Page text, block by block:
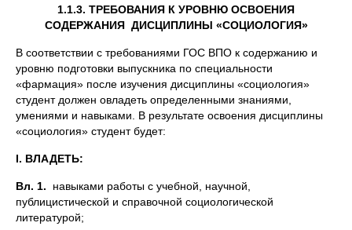
1.1.3. ТРЕБОВАНИЯ К УРОВНЮ ОСВОЕНИЯ
СОДЕРЖАНИЯ ДИСЦИПЛИНЫ «СОЦИОЛОГИЯ»
В соответствии с требованиями ГОС ВПО к содержанию и
уровню подготовки выпускника по специальности
«фармация» после изучения дисциплины «социология»
студент должен овладеть определенными знаниями,
умениями и навыками. В результате освоения дисциплины
«социология» студент будет:
I. ВЛАДЕТЬ:
Вл. 1. навыками работы с учебной, научной,
публицистической и справочной социологической
литературой;